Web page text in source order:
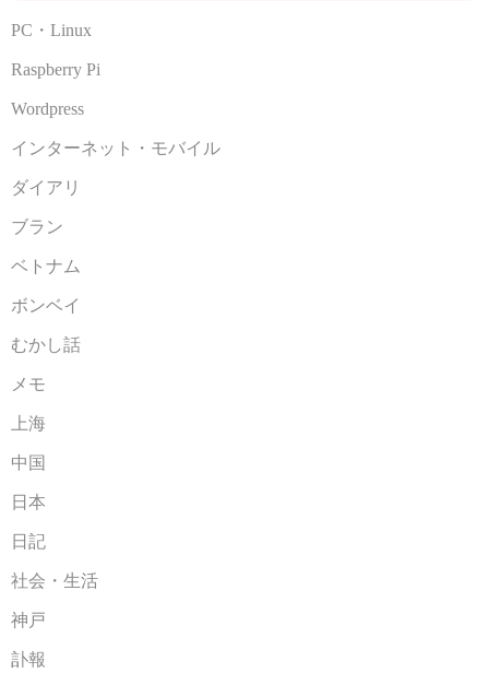
PC・Linux
Raspberry Pi
Wordpress
インターネット・モバイル
ダイアリ
ブラン
ベトナム
ボンベイ
むかし話
メモ
上海
中国
日本
日記
社会・生活
神戸
訃報